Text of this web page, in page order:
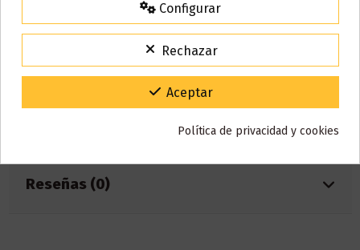
Bote 120 ml
30% PG / 70% VG
Referencia 001205
Reseñas (0)
15% de descuento
Código:VACACIONES15
Gracias por tu paciencia y por seguir confiando en nosotros.
Configurar
Rechazar
Aceptar
Política de privacidad y cookies